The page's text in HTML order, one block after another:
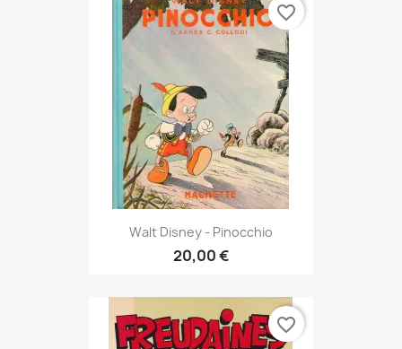
Walt Disney - Pinocchio
20,00 €
favorite_border
favorite_border